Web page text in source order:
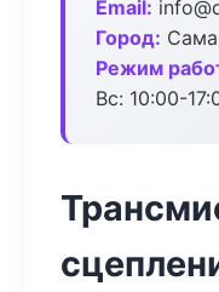
Email:
Город:
Режим
Вс: 10:00-